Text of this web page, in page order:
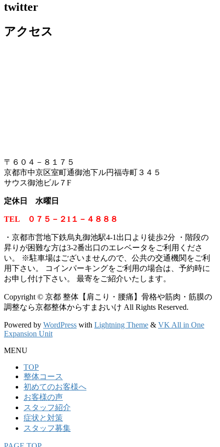
twitter
アクセス
〒６０４－８１７５
京都市中京区室町通御池下ル円福寺町３４５
サウス御池ビル７F
定休日 水曜日
TEL ０７５－２1１－４８８８
・京都市営地下鉄烏丸御池駅4-1出口より徒歩2分 ・階段の
昇りが困難な方は3-2番出口のエレベータをご利用くださ
い。
※駐車場はございませんので、公共の交通機関をご利
用下さい。 コインパーキングをご利用の場合は、予約時に
お申し付け下さい。 最寄をご紹介いたします。
Copyright © 京都 整体【肩こり・腰痛】骨格や筋肉・筋膜の
調整なら京都整体からすまおいけ All Rights Reserved.
Powered by WordPress with Lightning Theme & VK All in One
Expansion Unit
MENU
TOP
整体コース
初めてのお客様へ
お客様の声
スタッフ紹介
症状と対策
スタッフ募集